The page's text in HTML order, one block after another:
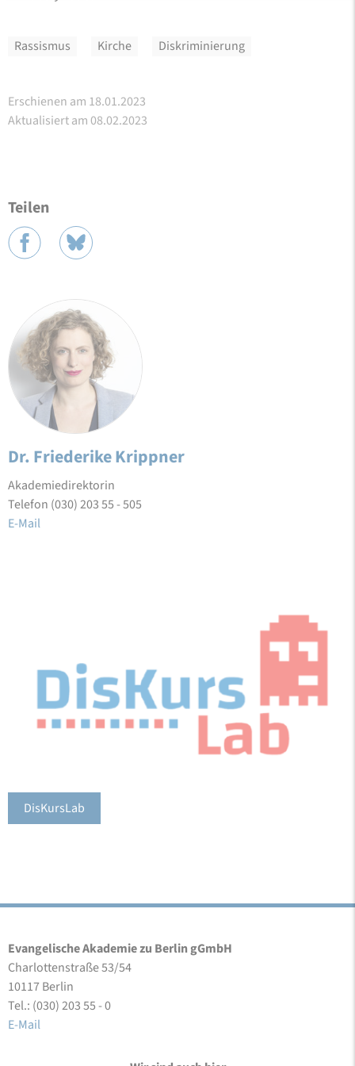
Rassismus Kirche Diskriminierung
Erschienen am 18.01.2023
Aktualisiert am 08.02.2023
Teilen
Dr. Friederike Krippner
Akademiedirektorin
Telefon (030) 203 55 - 505
E-Mail
DisKursLab
Evangelische Akademie zu Berlin gGmbH
Charlottenstraße 53/54
10117 Berlin
Tel.: (030) 203 55 - 0
E-Mail